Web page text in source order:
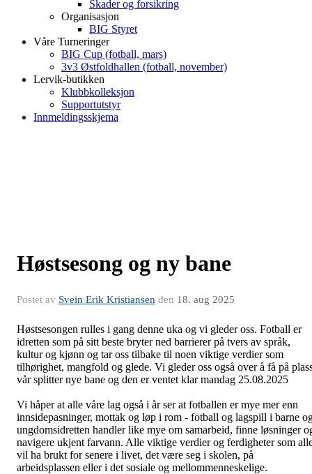
Skader og forsikring
Organisasjon
BIG Styret
Våre Turneringer
BIG Cup (fotball, mars)
3v3 Østfoldhallen (fotball, november)
Lervik-butikken
Klubbkolleksjon
Supportutstyr
Innmeldingsskjema
Høstsesong og ny bane
Postet av Svein Erik Kristiansen den 18. aug 2025
Høstsesongen rulles i gang denne uka og vi gleder oss. Fotball er
idretten som på sitt beste bryter ned barrierer på tvers av språk,
kultur og kjønn og tar oss tilbake til noen viktige verdier som
tilhørighet, mangfold og glede. Vi gleder oss også over å få på
vår splitter nye bane og den er ventet klar mandag 25.08.2025
Vi håper at alle våre lag også i år ser at fotballen er mye mer enn
innsidepasninger, mottak og løp i rom - fotball og lagspill i barne
ungdomsidretten handler like mye om samarbeid, finne løsninger
navigere ukjent farvann. Alle viktige verdier og ferdigheter som
vil ha brukt for senere i livet, det være seg i skolen, på
arbeidsplassen eller i det sosiale og mellommenneskelige.